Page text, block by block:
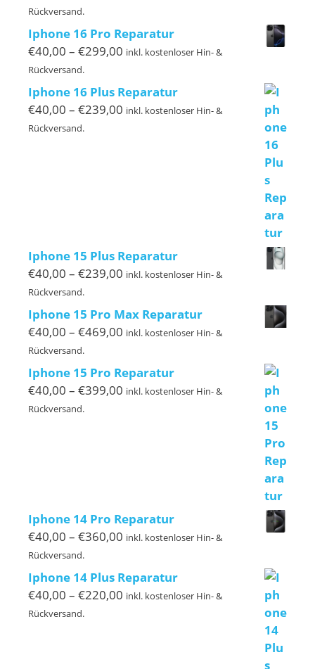
€239,00
Rückversand.
Iphone 16 Pro Reparatur
€40,00 – €299,00 Preisspanne:
bis
€299,00
inkl. kostenloser Hin- &
Rückversand.
Iphone 16 Plus Reparatur
€40,00 – €239,00 Preisspanne:
inkl. kostenloser Hin- &
Rückversand.
Iphone 15 Plus Reparatur
€40,00 – €239,00 Preisspanne:
bis
€239,00
inkl. kostenloser Hin- &
Rückversand.
Iphone 15 Pro Max Reparatur
€40,00 – €469,00 Preisspanne:
€469,00
inkl. kostenloser Hin- &
Rückversand.
Iphone 15 Pro Reparatur
€40,00 – €399,00 Preisspanne:
inkl. kostenloser Hin- &
Rückversand.
Iphone 14 Pro Reparatur
€40,00 – €360,00 Preisspanne:
bis
€360,00
inkl. kostenloser Hin- &
Rückversand.
Iphone 14 Plus Reparatur
€40,00 – €220,00 Preisspanne:
inkl. kostenloser Hin- &
Rückversand.